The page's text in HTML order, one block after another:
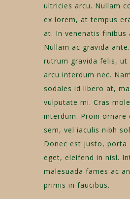
ultricies arcu. Nullam
ex lorem, at tempus
at. In venenatis finibus
Nullam ac gravida
rutrum gravida felis, ut
arcu interdum nec.
sodales id libero at,
vulputate mi. Cras
interdum. Proin ornare
sem, vel iaculis nibh
Donec est justo, porta
eget, eleifend in nisl.
malesuada fames ac
primis in faucibus.